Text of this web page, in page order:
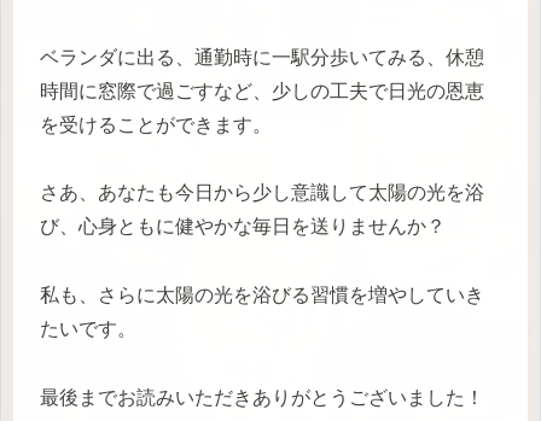
ベランダに出る、通勤時に一駅分歩いてみる、休憩
時間に窓際で過ごすなど、少しの工夫で日光の恩恵
を受けることができます。
さあ、あなたも今日から少し意識して太陽の光を浴
び、心身ともに健やかな毎日を送りませんか？
私も、さらに太陽の光を浴びる習慣を増やしていき
たいです。
最後までお読みいただきありがとうございました！